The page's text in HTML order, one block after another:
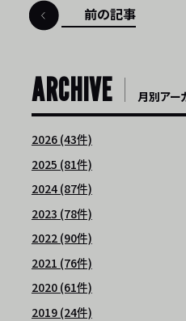
前の記事
ARCHIVE 月別アー
2026 (43件)
2025 (81件)
2024 (87件)
2023 (78件)
2022 (90件)
2021 (76件)
2020 (61件)
2019 (24件)